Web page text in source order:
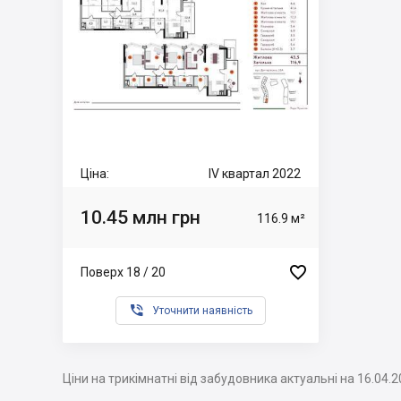
Ціна: IV квартал 2022
10.45 млн грн 116.9 м²
Поверх 18 / 20 
 Уточнити наявність
Ціни на трикімнатні від забудовника актуальні на